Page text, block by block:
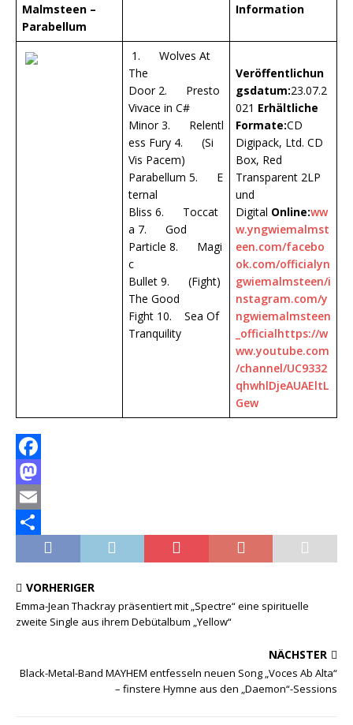
Malmsteen –
Parabellum
Information
1. Wolves At
The
Door 2. Presto
Vivace in C#
Minor 3. Relentl
ess Fury 4. (Si
Vis Pacem)
Parabellum 5. E
ternal
Bliss 6. Toccat
a 7. God
Particle 8. Magi
c
Bullet 9. (Fight)
The Good
Fight 10. Sea Of
Tranquility
Veröffentlichun
gsdatum:23.07.2
021 Erhältliche
Formate:CD
Digipack, Ltd. CD
Box, Red
Transparent 2LP
und
Digital Online:ww
w.yngwiemalmst
een.com/facebo
ok.com/officialyn
gwiemalmsteen/i
nstagram.com/y
ngwiemalmsteen
_officialhttps://w
ww.youtube.com
/channel/UC9332
qhwhlDjeAUAEltL
Gew
F
a
c
o
M
a
d
n
E
ll
n
VORHERIGER
Emma-Jean Thackray präsentiert mit „Spectre“ eine spirituelle
zweite Single aus ihrem Debütalbum „Yellow“
NÄCHSTER
Black-Metal-Band MAYHEM entfesseln neuen Song „Voces Ab Alta“
– finstere Hymne aus den „Daemon“-Sessions